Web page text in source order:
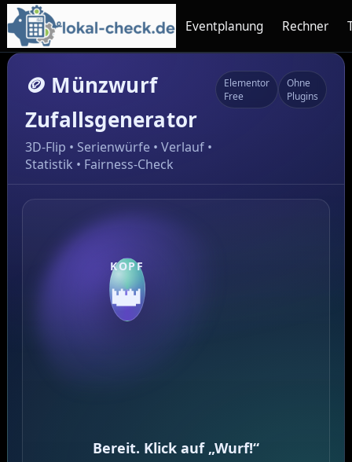
Eventplanung Rechner
🪙 Münzwurf
Zufallsgenerator
3D‑Flip • Serienwürfe • Verlauf •
Statistik • Fairness‑Check
Elementor
Free
Ohne
Plugins
KOPF
👑
ZAHL
🔢
Bereit. Klick auf „Wurf!“